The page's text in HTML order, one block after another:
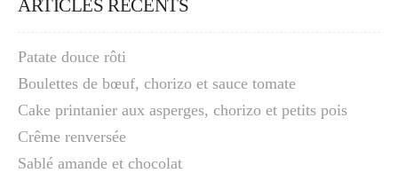
ARTICLES RÉCENTS
Patate douce rôti
Boulettes de bœuf, chorizo et sauce tomate
Cake printanier aux asperges, chorizo et petits pois
Crême renversée
Sablé amande et chocolat